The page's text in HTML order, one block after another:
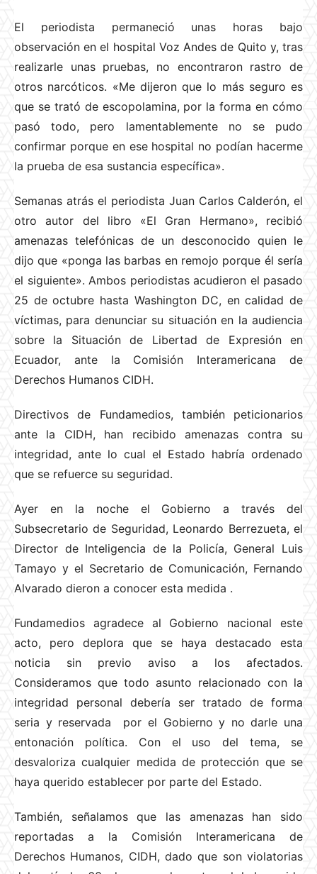
El periodista permaneció unas horas bajo
observación en el hospital Voz Andes de Quito y, tras
realizarle unas pruebas, no encontraron rastro de
otros narcóticos. «Me dijeron que lo más seguro es
que se trató de escopolamina, por la forma en cómo
pasó todo, pero lamentablemente no se pudo
confirmar porque en ese hospital no podían hacerme
la prueba de esa sustancia específica».
Semanas atrás el periodista Juan Carlos Calderón, el
otro autor del libro «El Gran Hermano», recibió
amenazas telefónicas de un desconocido quien le
dijo que «ponga las barbas en remojo porque él sería
el siguiente». Ambos periodistas acudieron el pasado
25 de octubre hasta Washington DC, en calidad de
víctimas, para denunciar su situación en la audiencia
sobre la Situación de Libertad de Expresión en
Ecuador, ante la Comisión Interamericana de
Derechos Humanos CIDH.
Directivos de Fundamedios, también peticionarios
ante la CIDH, han recibido amenazas contra su
integridad, ante lo cual el Estado habría ordenado
que se refuerce su seguridad.
Ayer en la noche el Gobierno a través del
Subsecretario de Seguridad, Leonardo Berrezueta, el
Director de Inteligencia de la Policía, General Luis
Tamayo y el Secretario de Comunicación, Fernando
Alvarado dieron a conocer esta medida .
Fundamedios agradece al Gobierno nacional este
acto, pero deplora que se haya destacado esta
noticia sin previo aviso a los afectados.
Consideramos que todo asunto relacionado con la
integridad personal debería ser tratado de forma
seria y reservada por el Gobierno y no darle una
entonación política. Con el uso del tema, se
desvaloriza cualquier medida de protección que se
haya querido establecer por parte del Estado.
También, señalamos que las amenazas han sido
reportadas a la Comisión Interamericana de
Derechos Humanos, CIDH, dado que son violatorias